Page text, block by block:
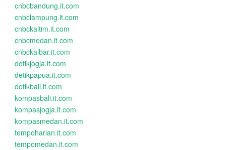
cnbcbandung.it.com
cnbclampung.it.com
cnbckaltim.it.com
cnbcmedan.it.com
cnbckalbar.it.com
detikjogja.it.com
detikpapua.it.com
detikbali.it.com
kompasbali.it.com
kompasjogja.it.com
kompasmedan.it.com
tempoharian.it.com
tempomedan.it.com